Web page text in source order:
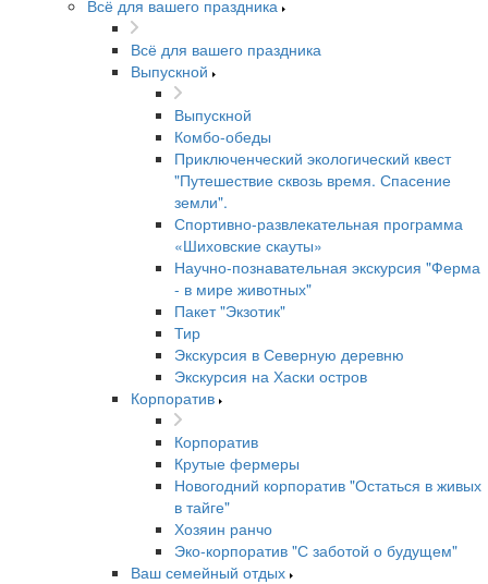
Всё для вашего праздника
Всё для вашего праздника
Выпускной
Выпускной
Комбо-обеды
Приключенческий экологический квест
"Путешествие сквозь время. Спасение
земли".
Спортивно-развлекательная программа
«Шиховские скауты»
Научно-познавательная экскурсия "Ферма
- в мире животных"
Пакет "Экзотик"
Тир
Экскурсия в Северную деревню
Экскурсия на Хаски остров
Корпоратив
Корпоратив
Крутые фермеры
Новогодний корпоратив "Остаться в живых
в тайге"
Хозяин ранчо
Эко-корпоратив "С заботой о будущем"
Ваш семейный отдых